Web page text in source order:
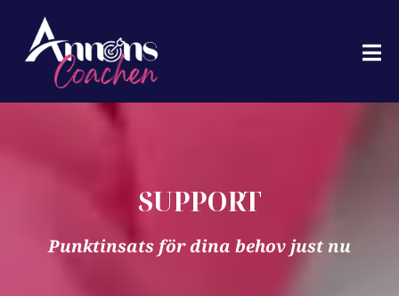
SUPPORT
Punktinsats för dina behov just nu